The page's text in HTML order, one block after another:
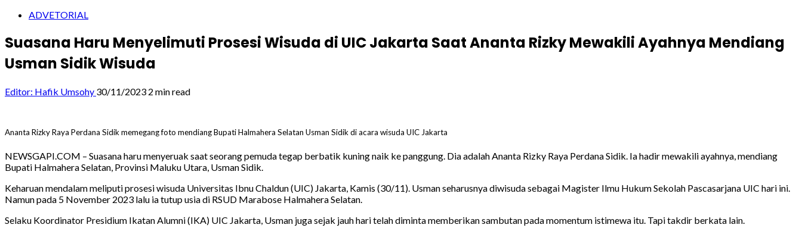
ADVETORIAL
Suasana Haru Menyelimuti Prosesi Wisuda di UIC Jakarta Saat Ananta Rizky Mewakili Ayahnya Mendiang
Usman Sidik Wisuda
Editor: Hafik Umsohy 30/11/2023 2 min read
Ananta Rizky Raya Perdana Sidik memegang foto mendiang Bupati Halmahera Selatan Usman Sidik di acara wisuda UIC Jakarta
NEWSGAPI.COM – Suasana haru menyeruak saat seorang pemuda tegap berbatik kuning naik ke panggung. Dia adalah Ananta Rizky Raya Perdana Sidik. Ia hadir mewakili ayahnya, mendiang
Bupati Halmahera Selatan, Provinsi Maluku Utara, Usman Sidik.
Keharuan mendalam meliputi prosesi wisuda Universitas Ibnu Chaldun (UIC) Jakarta, Kamis (30/11). Usman seharusnya diwisuda sebagai Magister Ilmu Hukum Sekolah Pascasarjana UIC hari ini.
Namun pada 5 November 2023 lalu ia tutup usia di RSUD Marabose Halmahera Selatan.
Selaku Koordinator Presidium Ikatan Alumni (IKA) UIC Jakarta, Usman juga sejak jauh hari telah diminta memberikan sambutan pada momentum istimewa itu. Tapi takdir berkata lain.